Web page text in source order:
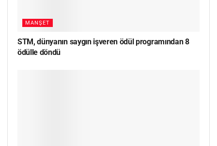
MANŞET
STM, dünyanın saygın işveren ödül programından 8
ödülle döndü